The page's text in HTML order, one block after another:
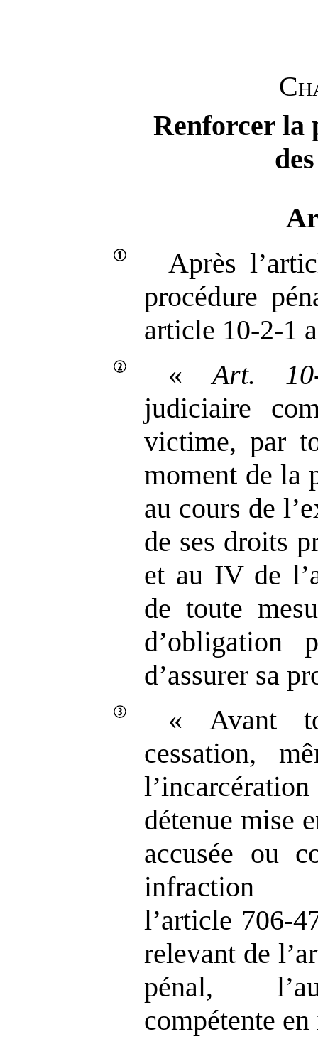
Renforcer la
Après
procédure
article 10‑2‑1
«Art. 10
judiciaire
victime, par
moment de la
au cours de
de ses droits
et au IV de
de toute
d’obligation
d’assurer sa
« Avant
cessation,
détenue mise
accusée ou
infraction
l’article
relevant de
pénal,
compétente